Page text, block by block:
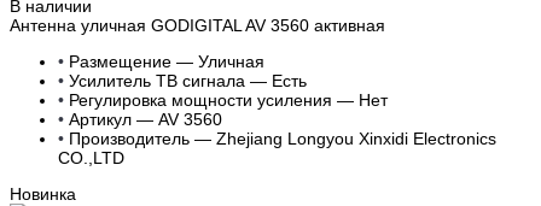
В наличии
Антенна уличная GODIGITAL AV 3560 активная
• Размещение — Уличная
• Усилитель ТВ сигнала — Есть
• Регулировка мощности усиления — Нет
• Артикул — AV 3560
• Производитель — Zhejiang Longyou Xinxidi Electronics
CO.,LTD
Новинка